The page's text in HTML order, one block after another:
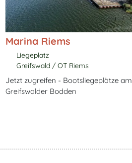
Marina Riems
Liegeplatz
Greifswald / OT Riems
Jetzt zugreifen - Bootsliegeplätze am
Greifswalder Bodden